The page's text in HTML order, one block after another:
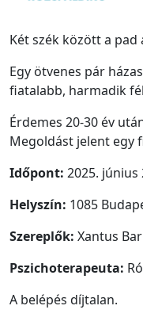
Két szék között a pad
Egy ötvenes pár
fiatalabb, harmadik
Érdemes 20-30 év
Megoldást jelent egy
Időpont: 2025. június
Helyszín: 1085
Szereplők: Xantus
Pszichoterapeuta:
A belépés díjtalan.